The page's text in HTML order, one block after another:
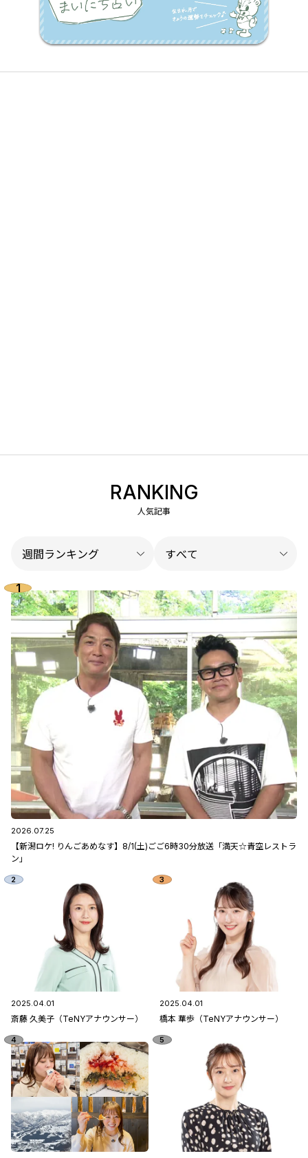
RANKING
人気記事
2026.07.25
【新潟ロケ! りんごあめなす】8/1(土)ごご6時30分放送「満天☆青空レストラ
ン」
2025.04.01
斎藤 久美子（TeNYアナウンサー）
2025.04.01
橋本 華歩（TeNYアナウンサー）